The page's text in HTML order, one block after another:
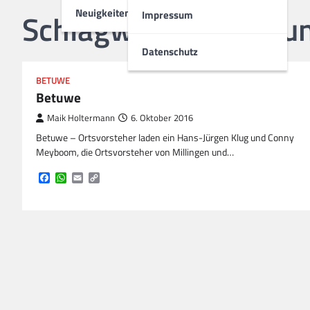
Neuigkeiten Impressum
Datenschutz
Schlagwort:
BETUWE
Betuwe
Maik Holtermann 6. Oktober 2016
Betuwe – Ortsvorsteher laden ein Hans-Jürgen Klug und Conny
Meyboom, die Ortsvorsteher von Millingen und…
Facebook
WhatsApp
Email